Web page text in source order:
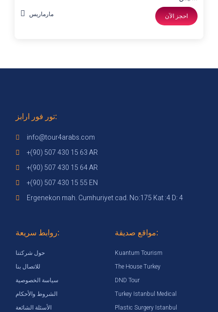
مارماريس احجز الآن
تور فور ارابز:
info@tour4arabs.com
+(90) 507 430 15 63 AR
+(90) 507 430 15 64 AR
+(90) 507 430 15 55 EN
Ergenekon mah. Cumhuriyet cad. No:175 Kat :4 D: 4
روابط سريعة:
حول شركتنا
للاتصال بنا
سياسة الخصوصية
الشروط والأحكام
الأسئلة الشائعة
مواقع صديقة:
Kuantum Tourism
The House Turkey
DND Tour
Turkey Istanbul Medical
Plastic Surgery Istanbul